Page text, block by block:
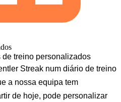
de treino personalizados
Streak num diário de treino
a nossa equipa tem
de hoje, pode personalizar